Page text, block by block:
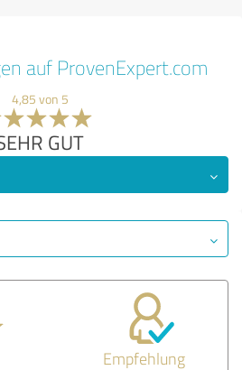
auf ProvenExpert.com
4,85 von 5
GUT
Empfehlung